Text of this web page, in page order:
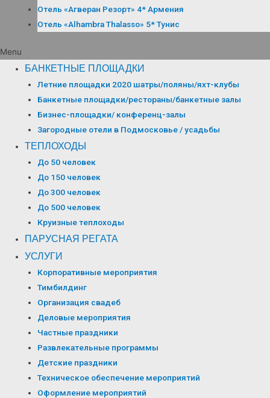
Отель «Агверан Резорт» 4* Армения
Отель «Alhambra Thalasso» 5* Тунис
Menu
БАНКЕТНЫЕ ПЛОЩАДКИ
Летние площадки 2020 шатры/поляны/яхт-клубы
Банкетные площадки/рестораны/банкетные залы
Бизнес-площадки/ конференц-залы
Загородные отели в Подмосковье / усадьбы
ТЕПЛОХОДЫ
До 50 человек
До 150 человек
До 300 человек
До 500 человек
Круизные теплоходы
ПАРУСНАЯ РЕГАТА
УСЛУГИ
Корпоративные мероприятия
Тимбилдинг
Организация свадеб
Деловые мероприятия
Частные праздники
Развлекательные программы
Детские праздники
Техническое обеспечение мероприятий
Оформление мероприятий